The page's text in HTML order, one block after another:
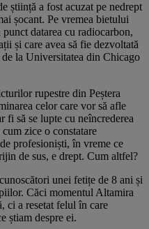
știință a fost acuzat pe nedrept
șocant. Pe vremea bietului
datarea cu radiocarbon,
și care avea să fie dezvoltată
la Universitatea din Chicago
rupestre din Peștera
celor care vor să afle
fi să se lupte cu neîncrederea
zice o constatare
profesioniști, în vreme ce
de sus, e drept. Cum altfel?
unei fetițe de 8 ani și
Căci momentul Altamira
ci a resetat felul în care
știam despre ei.